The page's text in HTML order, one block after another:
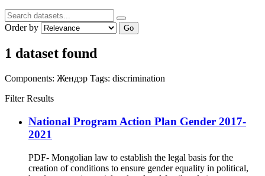
Order by Go
1 dataset found
Components: Жендэр Tags: discrimination
Filter Results
National Program Action Plan Gender 2017-
2021
PDF- Mongolian law to establish the legal basis for the
creation of conditions to ensure gender equality in political,